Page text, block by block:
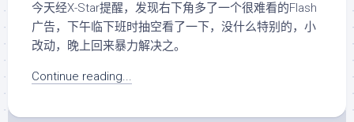
今天经X-Star提醒，发现右下角多了一个很难看的Flash
广告，下午临下班时抽空看了一下，没什么特别的，小
改动，晚上回来暴力解决之。
Continue reading...